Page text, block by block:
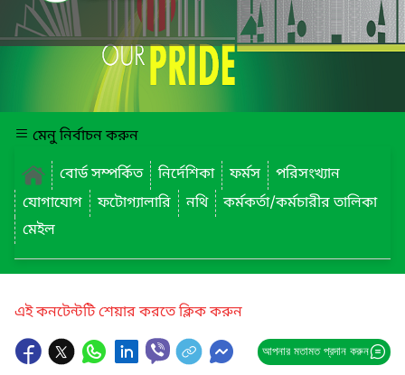
মেনু নির্বাচন করুন
বোর্ড সম্পর্কিত
নির্দেশিকা ফর্মস
পরিসংখ্যান
যোগাযোগ
ফটোগ্যালারি নথি
কর্মকর্তা/কর্মচারীর তালিকা
মেইল
এই কনটেন্টটি শেয়ার করতে ক্লিক করুন
আপনার মতামত প্রদান করুন